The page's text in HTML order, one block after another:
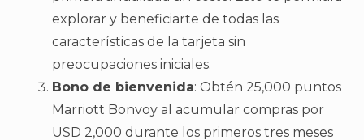
explorar y beneficiarte de todas las
características de la tarjeta sin
preocupaciones iniciales.
Bono de bienvenida: Obtén 25,000 puntos
Marriott Bonvoy al acumular compras por
USD 2,000 durante los primeros tres meses